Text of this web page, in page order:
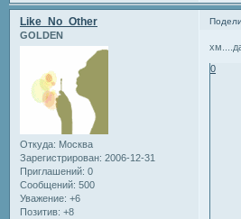
Like_No_Other
GOLDEN
Откуда: Москва
Зарегистрирован: 2006-12-31
Приглашений: 0
Сообщений: 500
Уважение: +6
Позитив: +8
0